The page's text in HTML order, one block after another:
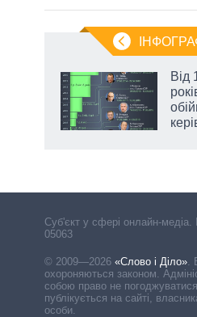
Від
Cуб'єкт у сфері онлайн-медіа.
05063
© 2009—2026 «Слово і Діло»
охороняються законом.
собою право не
публікується на сайті,
особи.